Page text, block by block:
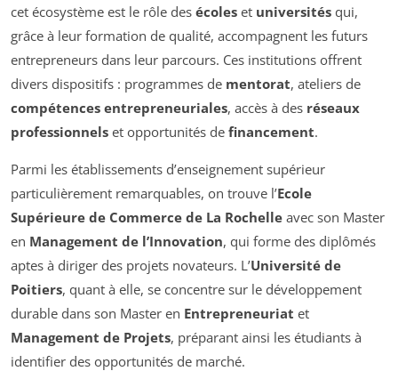
cet écosystème est le rôle des écoles et universités qui,
grâce à leur formation de qualité, accompagnent les futurs
entrepreneurs dans leur parcours. Ces institutions offrent
divers dispositifs : programmes de mentorat, ateliers de
compétences entrepreneuriales, accès à des réseaux
professionnels et opportunités de financement.
Parmi les établissements d’enseignement supérieur
particulièrement remarquables, on trouve l’Ecole
Supérieure de Commerce de La Rochelle avec son Master
en Management de l’Innovation, qui forme des diplômés
aptes à diriger des projets novateurs. L’Université de
Poitiers, quant à elle, se concentre sur le développement
durable dans son Master en Entrepreneuriat et
Management de Projets, préparant ainsi les étudiants à
identifier des opportunités de marché.